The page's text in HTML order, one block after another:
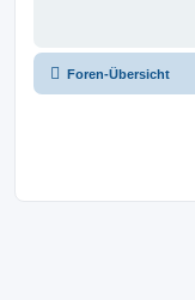
Foren-Übersicht